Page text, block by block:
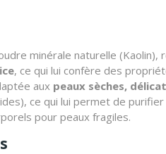
minérale naturelle (Kaolin),
, ce qui lui confère des
aux peaux sèches,
ce qui lui permet de
pour peaux fragiles.